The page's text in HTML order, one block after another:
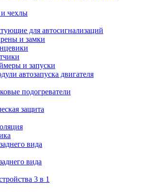
чехлы
для автосигнализаций
и замки
и запуски
автозапуска двигателя
подогреватели
защита
вида
вида
3 в 1